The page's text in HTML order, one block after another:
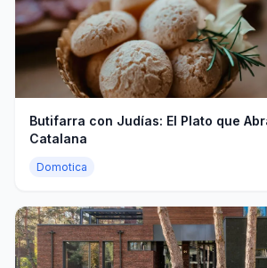
Butifarra con Judías: El Plato que
Catalana
Domotica